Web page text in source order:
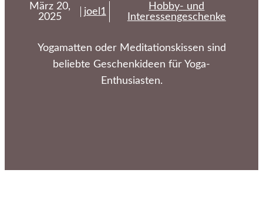
März 20,
2025
joel1
Hobby- und
Interessengeschenke
Yogamatten oder Meditationskissen sind
beliebte Geschenkideen für Yoga-
Enthusiasten.